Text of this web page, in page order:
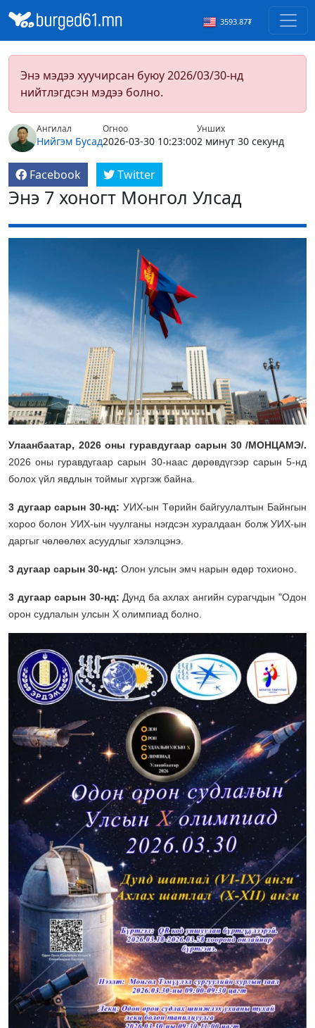
3593.87₮
Энэ мэдээ хуучирсан буюу 2026/03/30-нд
нийтлэгдсэн мэдээ болно.
Ангилал
Нийгэм Бусад
Огноо
2026-03-30 10:23:00
Унших
2 минут 30 секунд
Facebook Twitter
Энэ 7 хоногт Монгол Улсад
Улаанбаатар, 2026 оны гуравдугаар сарын 30 /МОНЦАМЭ/.
2026 оны гуравдугаар сарын 30-наас дөрөвдүгээр сарын 5-нд
болох үйл явдлын тоймыг хүргэж байна.
3 дугаар сарын 30-нд: УИХ-ын Төрийн байгуулалтын Байнгын
хороо болон УИХ-ын чуулганы нэгдсэн хуралдаан болж УИХ-ын
даргыг чөлөөлөх асуудлыг хэлэлцэнэ.
3 дугаар сарын 30-нд: Олон улсын эмч нарын өдөр тохионо.
3 дугаар сарын 30-нд: Дунд ба ахлах ангийн сурагчдын "Одон
орон судлалын улсын X олимпиад болно.